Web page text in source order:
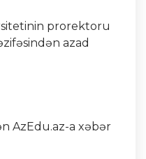
prorektoru
azad
AzEdu.az-a xəbər